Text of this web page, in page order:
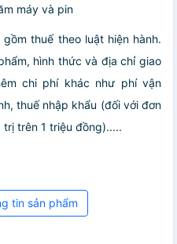
máy và pin
thuế theo luật hiện hành.
hình thức và địa chỉ giao
chi phí khác như phí vận
thuế nhập khẩu (đối với đơn
trên 1 triệu đồng).....
tin sản phẩm